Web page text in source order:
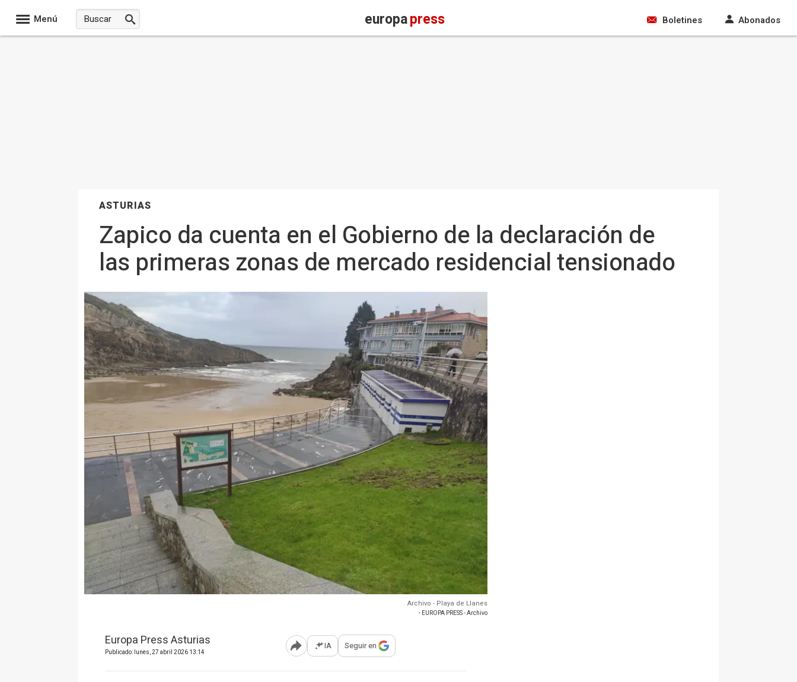
Menú europapress Boletines Abonados
ASTURIAS
Zapico da cuenta en el Gobierno de la declaración de
las primeras zonas de mercado residencial tensionado
Archivo - Playa de Llanes
- EUROPA PRESS - Archivo
Europa Press Asturias
Publicado: lunes, 27 abril 2026 13:14 Abrir opciones para compartir
IA Seguir en